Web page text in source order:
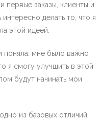
первые заказы, клиенты и
делать то, что я
этой идеей.
поняла: мне было важно
я смогу улучшить в этой
будут начинать мои
из базовых отличий